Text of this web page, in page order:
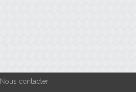
Nous contacter